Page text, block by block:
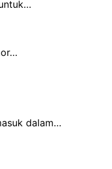
dalam…